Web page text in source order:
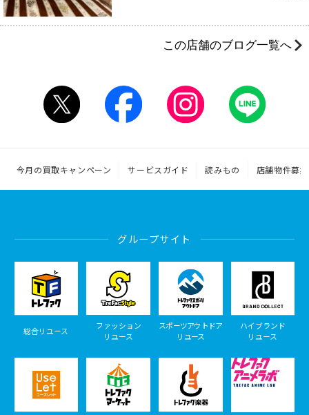
この店舗のブログ一覧へ
今月の買取キャンペーン サービスガイド 読みもの 店舗物件募集
グループサイト
総合リユース
ファッション
リユース
スポーツアウトドア
リユース
ハイブランド
リユース